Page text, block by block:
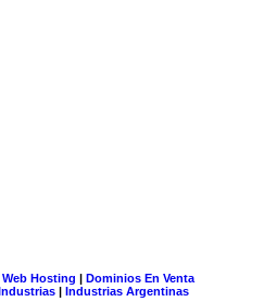
Web Hosting | Dominios En Venta
| Industrias Argentinas